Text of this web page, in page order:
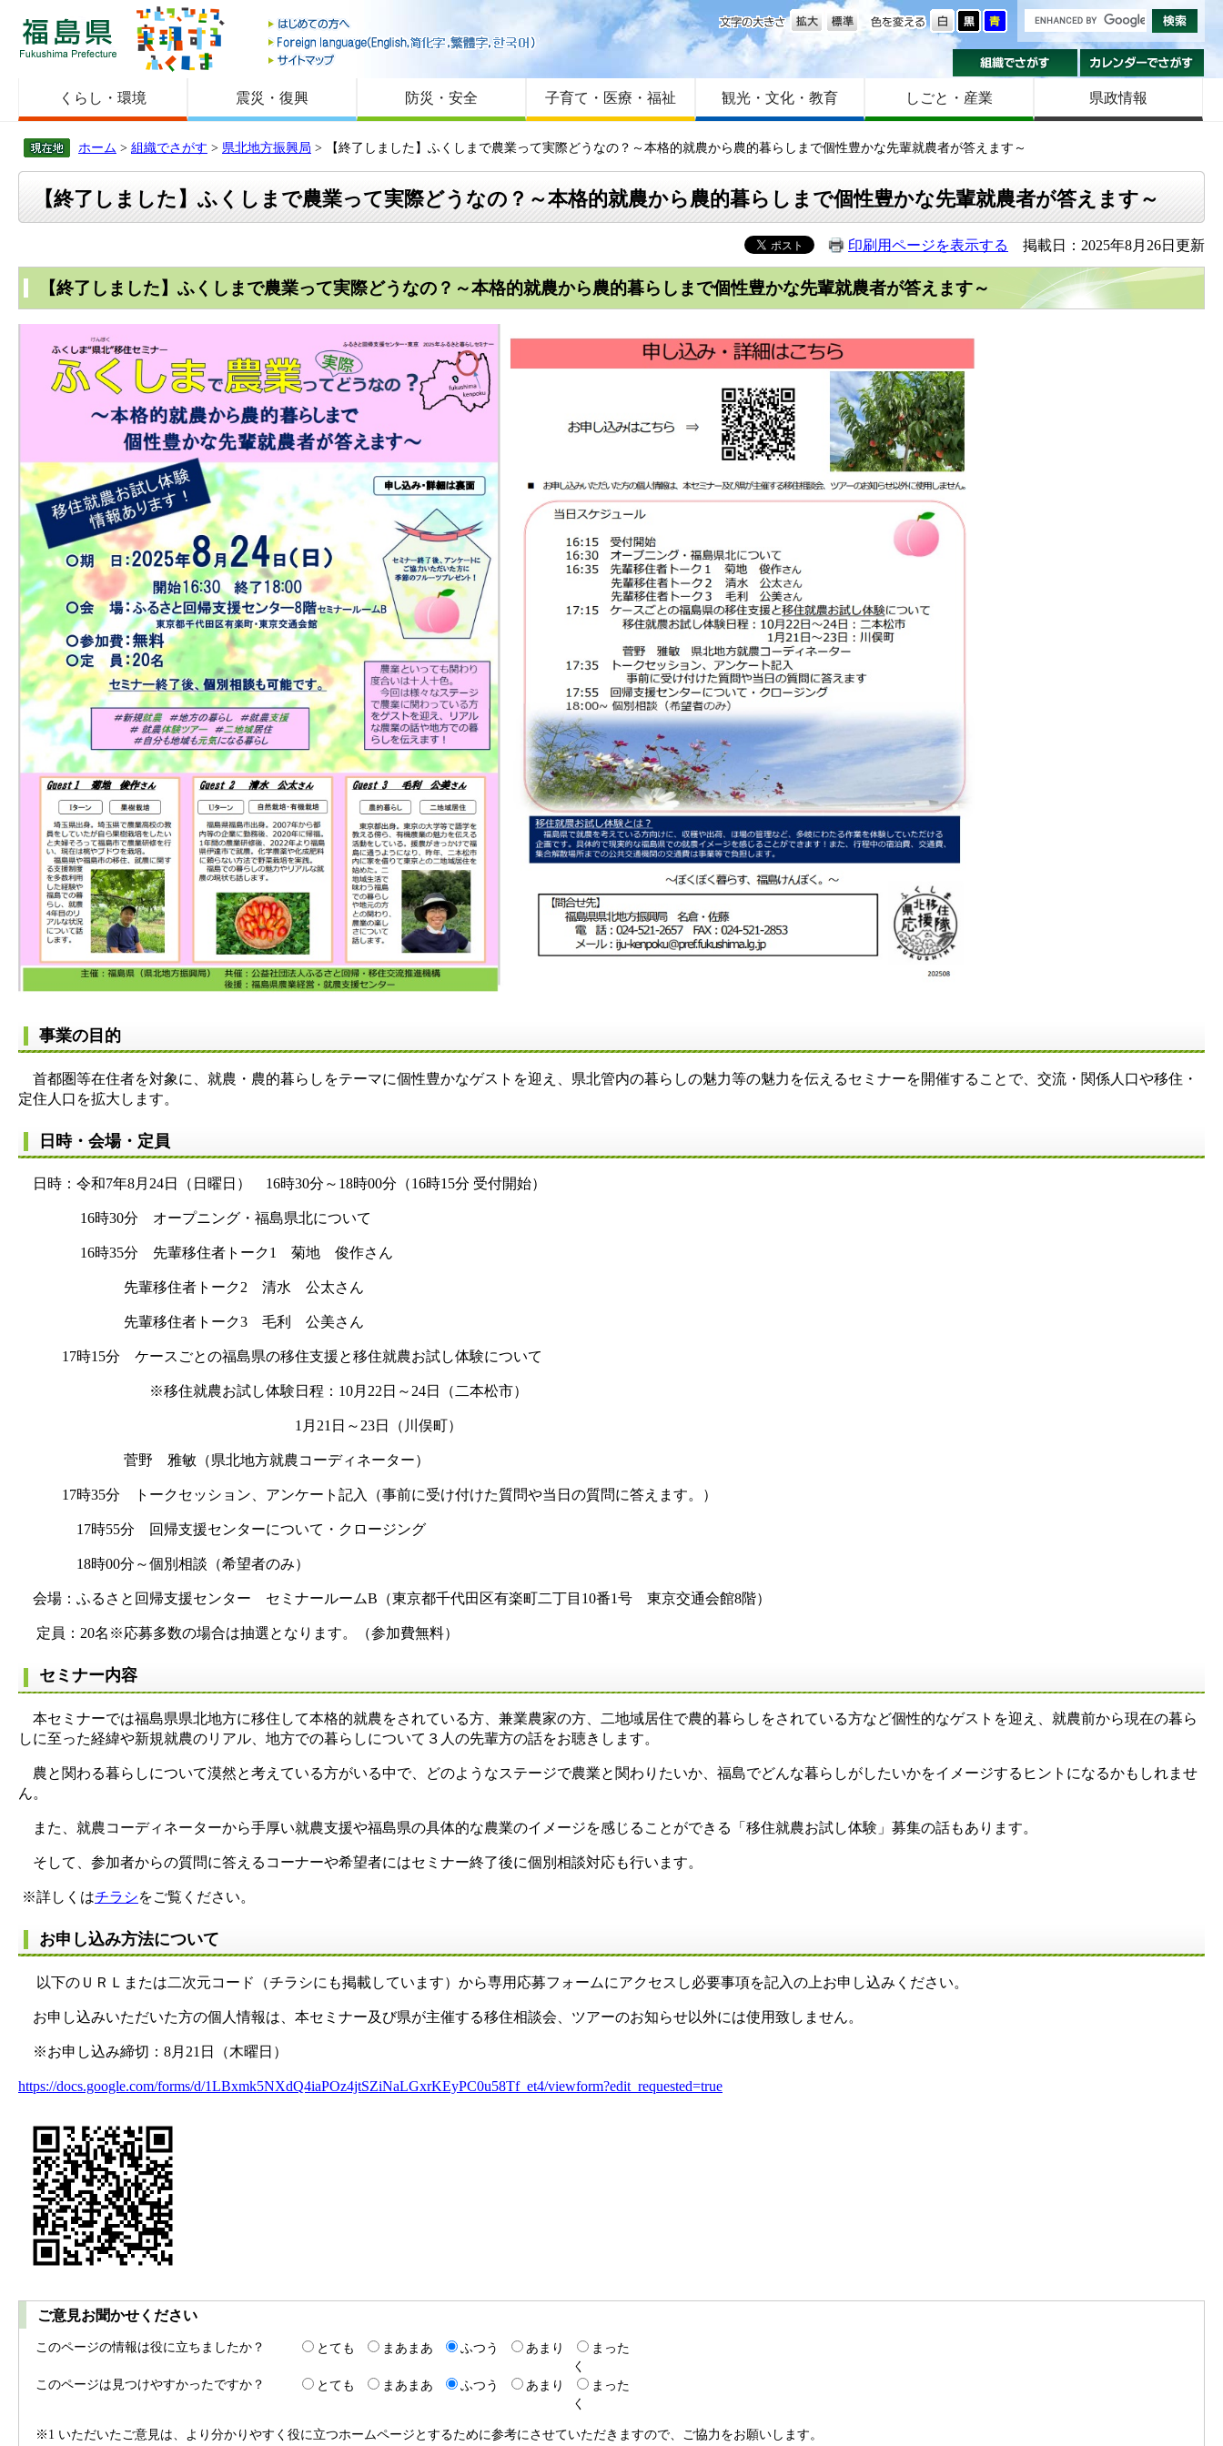
福島県
はじめての方へ
Foreign language
サイトマップ
色を変える
文字の大きさ
組織でさがす
くらし・環境 震災・復興 防災・安全 子育て・医療・福祉 観光・文化・教育 しごと・産業 県政情報
ホーム > 組織でさがす > 県北地方振興局 > 【終了しました】ふくしまで農業って実際どうなの？～本格的就農から農的暮らしまで個性豊かな先輩就農者が答えます～
【終了しました】ふくしまで農業って実際どうなの？～本格的就農から農的暮らしまで個性豊かな先輩就農者が答えます～
印刷用ページを表示する 掲載日：2025年8月26日更新
【終了しました】ふくしまで農業って実際どうなの？～本格的就農から農的暮らしまで個性豊かな先輩就農者が答えます～
事業の目的
首都圏等在住者を対象に、就農・農的暮らしをテーマに個性豊かなゲストを迎え、県北管内の暮らしの魅力等の魅力を伝えるセミナーを開催することで、交流・関係人口や移住・
定住人口を拡大します。
日時・会場・定員
日時：令和7年8月24日（日曜日） 16時30分～18時00分（16時15分 受付開始）
16時30分 オープニング・福島県北について
16時35分 先輩移住者トーク1 菊地 俊作さん
先輩移住者トーク2 清水 公太さん
先輩移住者トーク3 毛利 公美さん
17時15分 ケースごとの福島県の移住支援と移住就農お試し体験について
※移住就農お試し体験日程：10月22日～24日（二本松市）
1月21日～23日（川俣町）
菅野 雅敏（県北地方就農コーディネーター）
17時35分 トークセッション、アンケート記入（事前に受け付けた質問や当日の質問に答えます。）
17時55分 回帰支援センターについて・クロージング
18時00分～個別相談（希望者のみ）
会場：ふるさと回帰支援センター セミナールームB（東京都千代田区有楽町二丁目10番1号 東京交通会館8階）
定員：20名※応募多数の場合は抽選となります。（参加費無料）
セミナー内容
本セミナーでは福島県県北地方に移住して本格的就農をされている方、兼業農家の方、二地域居住で農的暮らしをされている方など個性的なゲストを迎え、就農前から現在の暮ら
しに至った経緯や新規就農のリアル、地方での暮らしについて３人の先輩方の話をお聴きします。
農と関わる暮らしについて漠然と考えている方がいる中で、どのようなステージで農業と関わりたいか、福島でどんな暮らしがしたいかをイメージするヒントになるかもしれませ
ん。
また、就農コーディネーターから手厚い就農支援や福島県の具体的な農業のイメージを感じることができる「移住就農お試し体験」募集の話もあります。
そして、参加者からの質問に答えるコーナーや希望者にはセミナー終了後に個別相談対応も行います。
※詳しくはチラシをご覧ください。
お申し込み方法について
以下のＵＲＬまたは二次元コード（チラシにも掲載しています）から専用応募フォームにアクセスし必要事項を記入の上お申し込みください。
お申し込みいただいた方の個人情報は、本セミナー及び県が主催する移住相談会、ツアーのお知らせ以外には使用致しません。
※お申し込み締切：8月21日（木曜日）
https://docs.google.com/forms/d/1LBxmk5NXdQ4iaPOz4jtSZiNaLGxrKEyPC0u58Tf_et4/viewform?edit_requested=true
ご意見お聞かせください
このページの情報は役に立ちましたか？ とても まあまあ ふつう あまり
まった
く
このページは見つけやすかったですか？
とても まあまあ ふつう あまり
まった
く
※1 いただいたご意見は、より分かりやすく役に立つホームページとするために参考にさせていただきますので、ご協力をお願いします。